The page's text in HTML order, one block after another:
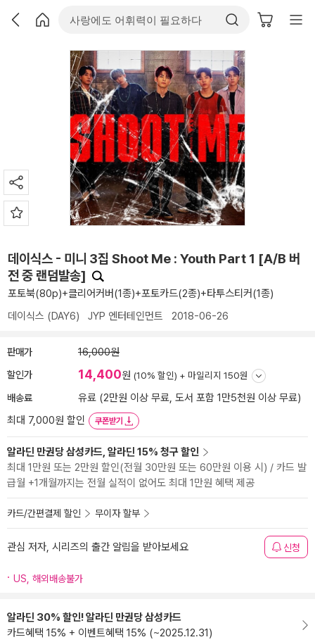
데이식스 - 미니 3집 Shoot Me : Youth Part 1 [A/B 버
전 중 랜덤발송]
포토북(80p)+클리어커버(1종)+포토카드(2종)+타투스티커(1종)
데이식스 (DAY6)
JYP 엔터테인먼트 2018-06-26
판매가 16,000원
할인가 14,400원 (10% 할인) + 마일리지 150원
배송료
유료 (2만원 이상 무료, 도서 포함 1만5천원 이상 무료)
최대 7,000원 할인
쿠폰받기
알라딘 만권당 삼성카드, 알라딘 15% 청구 할인
최대 1만원 또는 2만원 할인(전월 30만원 또는 60만원 이용 시) / 카드 발
급월 +1개월까지는 전월 실적이 없어도 최대 1만원 혜택 제공
카드/간편결제 할인 무이자 할부
관심 저자, 시리즈의 출간 알림을 받아보세요 신청
US, 해외배송불가
알라딘 30% 할인! 알라딘 만권당 삼성카드
카드혜택 15% + 이벤트혜택 15% (~2025.12.31)